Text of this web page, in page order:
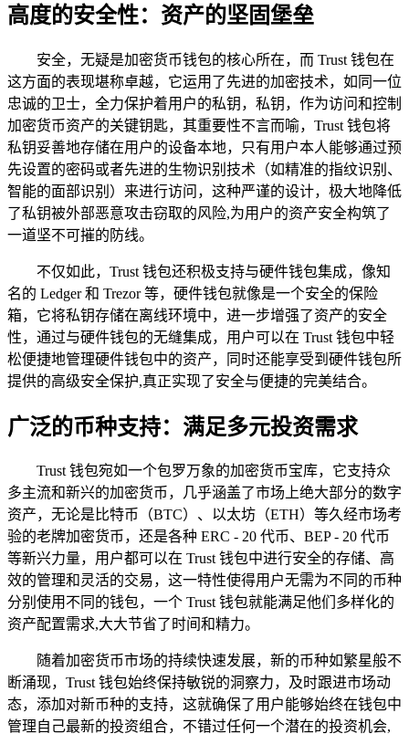
高度的安全性：资产的坚固堡垒
安全，无疑是加密货币钱包的核心所在，而 Trust 钱包在
这方面的表现堪称卓越，它运用了先进的加密技术，如同一位
忠诚的卫士，全力保护着用户的私钥，私钥，作为访问和控制
加密货币资产的关键钥匙，其重要性不言而喻，Trust 钱包将
私钥妥善地存储在用户的设备本地，只有用户本人能够通过预
先设置的密码或者先进的生物识别技术（如精准的指纹识别、
智能的面部识别）来进行访问，这种严谨的设计，极大地降低
了私钥被外部恶意攻击窃取的风险,为用户的资产安全构筑了
一道坚不可摧的防线。
不仅如此，Trust 钱包还积极支持与硬件钱包集成，像知
名的 Ledger 和 Trezor 等，硬件钱包就像是一个安全的保险
箱，它将私钥存储在离线环境中，进一步增强了资产的安全
性，通过与硬件钱包的无缝集成，用户可以在 Trust 钱包中轻
松便捷地管理硬件钱包中的资产，同时还能享受到硬件钱包所
提供的高级安全保护,真正实现了安全与便捷的完美结合。
广泛的币种支持：满足多元投资需求
Trust 钱包宛如一个包罗万象的加密货币宝库，它支持众
多主流和新兴的加密货币，几乎涵盖了市场上绝大部分的数字
资产，无论是比特币（BTC）、以太坊（ETH）等久经市场考
验的老牌加密货币，还是各种 ERC - 20 代币、BEP - 20 代币
等新兴力量，用户都可以在 Trust 钱包中进行安全的存储、高
效的管理和灵活的交易，这一特性使得用户无需为不同的币种
分别使用不同的钱包，一个 Trust 钱包就能满足他们多样化的
资产配置需求,大大节省了时间和精力。
随着加密货币市场的持续快速发展，新的币种如繁星般不
断涌现，Trust 钱包始终保持敏锐的洞察力，及时跟进市场动
态，添加对新币种的支持，这就确保了用户能够始终在钱包中
管理自己最新的投资组合，不错过任何一个潜在的投资机会,